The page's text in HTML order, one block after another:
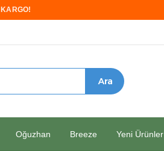
Oğuzhan Breeze Yeni Ürünler